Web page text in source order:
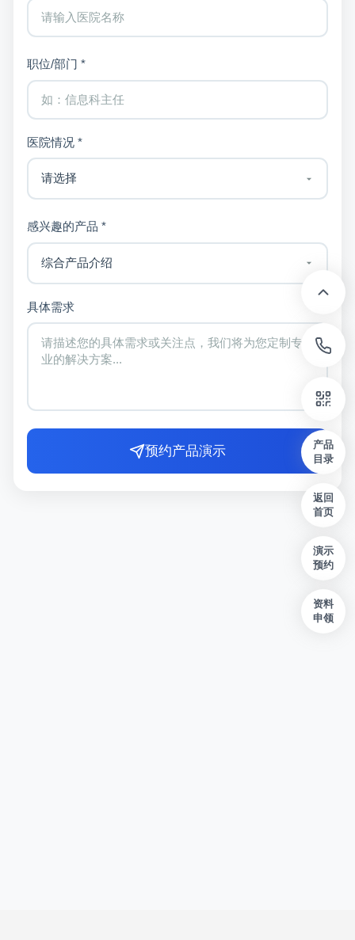
职位/部门 *
医院情况 *
感兴趣的产品 *
具体需求
预约产品演示
产品
目录
返回
首页
演示
预约
资料
申领